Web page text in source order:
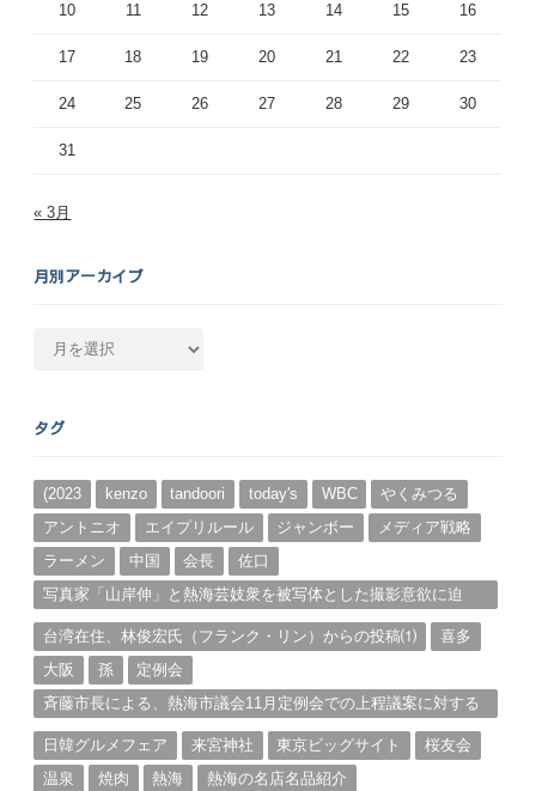
10 11 12 13 14 15 16
17 18 19 20 21 22 23
24 25 26 27 28 29 30
31
« 3月
月別アーカイブ
カ
ブ
タグ
(2023 kenzo tandoori today's WBC
やくみつる
アントニオ
エイプリルール ジャンボー
メディア戦略
ラーメン
中国 会長
佐口
写真家「山岸伸」と熱海芸妓衆を被写体とした撮影意欲に迫
台湾在住、林俊宏氏（フランク・リン）からの投稿⑴
喜多
大阪
孫
定例会
斉藤市長による、熱海市議会11月定例会での上程議案に対する
日韓グルメフェア
来宮神社 東京ビッグサイト
桜友会
温泉
焼肉 熱海 熱海の名店名品紹介